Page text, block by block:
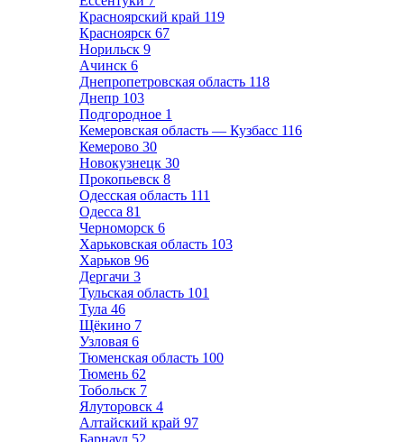
Красноярский край 119
Красноярск 67
Норильск 9
Ачинск 6
Днепропетровская область 118
Днепр 103
Подгородное 1
Кемеровская область — Кузбасс 116
Кемерово 30
Новокузнецк 30
Прокопьевск 8
Одесская область 111
Одесса 81
Черноморск 6
Харьковская область 103
Харьков 96
Дергачи 3
Тульская область 101
Тула 46
Щёкино 7
Узловая 6
Тюменская область 100
Тюмень 62
Тобольск 7
Ялуторовск 4
Алтайский край 97
Барнаул 52